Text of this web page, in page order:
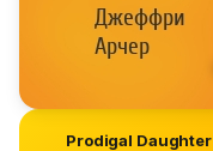
Prodigal Daughter